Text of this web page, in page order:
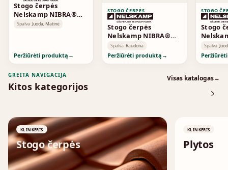
Stogo čerpės
Nelskamp NIBRA®
FLAT-ROOF TILE F 10 Ü
Spalva Juoda, Matinė
Peržiūrėti produktą →
STOGO ČERPĖS
Stogo čerpės
Nelskamp NIBRA®
FLAT-ROOF TILE F 12 Ü
- SOUTH - red,
engobed
Spalva Raudona
Peržiūrėti produktą →
STOGO
Stogo
FLAT-
-
Spalva
GREITA NAVIGACIJA
Kitos kategorijos
Visas katalogas→
KLINKERIS
Stogo čerpės
↗
KLINKERIS
Plytos